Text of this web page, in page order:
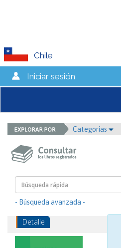
Chile
Iniciar sesión
Categorías
- Búsqueda avanzada -
Detalle